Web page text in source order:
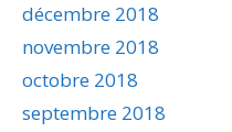
décembre 2018
novembre 2018
octobre 2018
septembre 2018